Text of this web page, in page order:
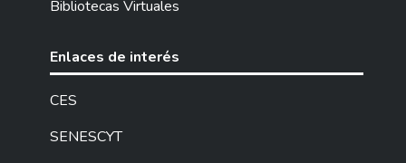
Bibliotecas Virtuales
Enlaces de interés
CES
SENESCYT